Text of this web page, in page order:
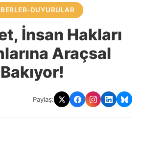
DUYURULAR
İnsan Hakları
Araçsal
Bakıyor!
Paylaş: